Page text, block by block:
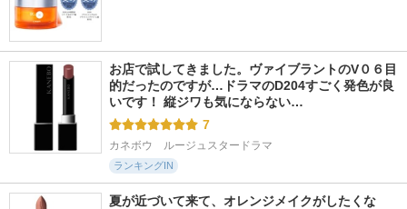
お店で試してきました。ヴァイブラントのV０６目
的だったのですが…ドラマのD204すごく発色が良
いです！ 縦ジワも気にならない…
7
カネボウ　ルージュスタードラマ
ランキングIN
夏が近づいて来て、オレンジメイクがしたくな